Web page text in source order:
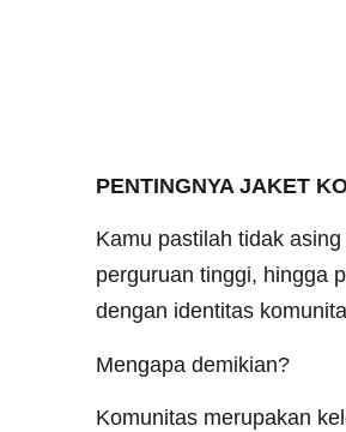
PENTINGNYA JAKET
Kamu pastilah tidak
perguruan tinggi, hingga
dengan identitas
Mengapa demikian?
Komunitas merupakan